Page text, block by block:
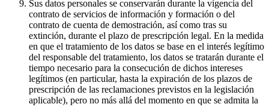
Sus datos personales se conservarán durante la vigencia del
contrato de servicios de información y formación o del
contrato de cuenta de demostración, así como tras su
extinción, durante el plazo de prescripción legal. En la medida
en que el tratamiento de los datos se base en el interés legítimo
del responsable del tratamiento, los datos se tratarán durante el
tiempo necesario para la consecución de dichos intereses
legítimos (en particular, hasta la expiración de los plazos de
prescripción de las reclamaciones previstos en la legislación
aplicable), pero no más allá del momento en que se admita la